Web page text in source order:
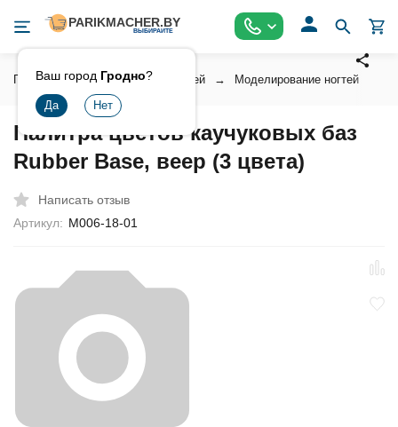
Ваш город Гродно?
Главная Косметика для ногтей Моделирование ногтей
Палитра цветов каучуковых баз
Rubber Base, веер (3 цвета)
Написать отзыв
Артикул: М006-18-01